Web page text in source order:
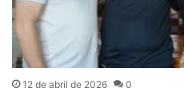
12 de abril de 2026 0